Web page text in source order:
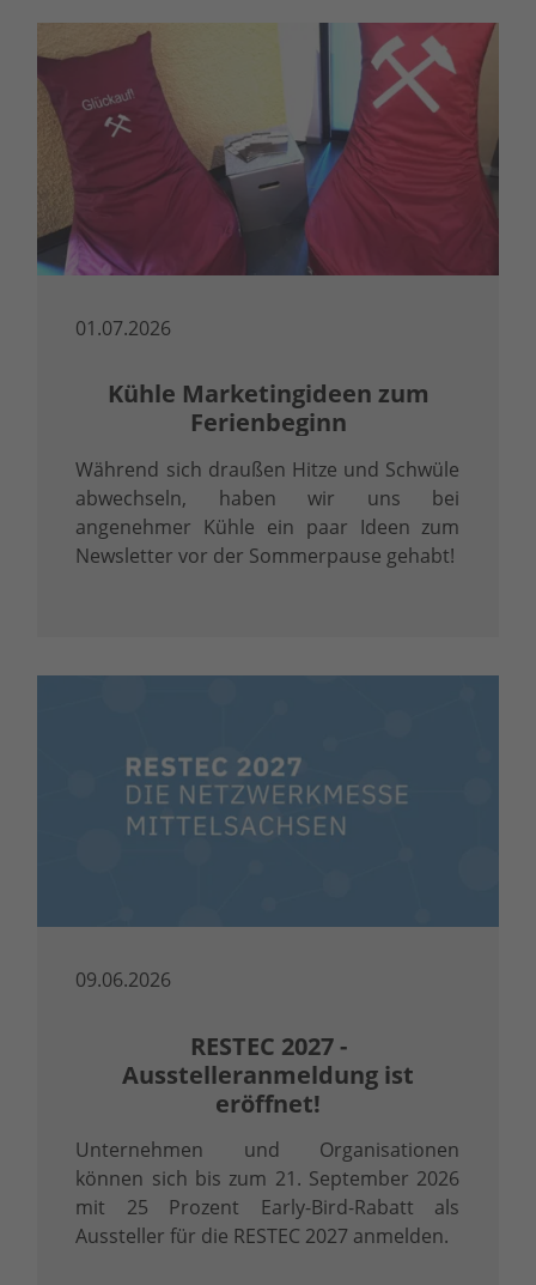
01.07.2026
Kühle Marketingideen zum
Ferienbeginn
Während sich draußen Hitze und Schwüle
abwechseln, haben wir uns bei
angenehmer Kühle ein paar Ideen zum
Newsletter vor der Sommerpause gehabt!
09.06.2026
RESTEC 2027 -
Ausstelleranmeldung ist
eröffnet!
Unternehmen und Organisationen
können sich bis zum 21. September 2026
mit 25 Prozent Early-Bird-Rabatt als
Aussteller für die RESTEC 2027 anmelden.